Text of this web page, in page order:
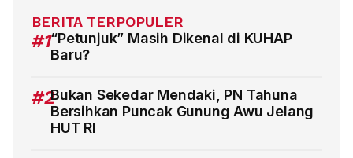
BERITA TERPOPULER
#1“Petunjuk” Masih Dikenal di KUHAP
Baru?
#2Bukan Sekedar Mendaki, PN Tahuna
Bersihkan Puncak Gunung Awu Jelang
HUT RI